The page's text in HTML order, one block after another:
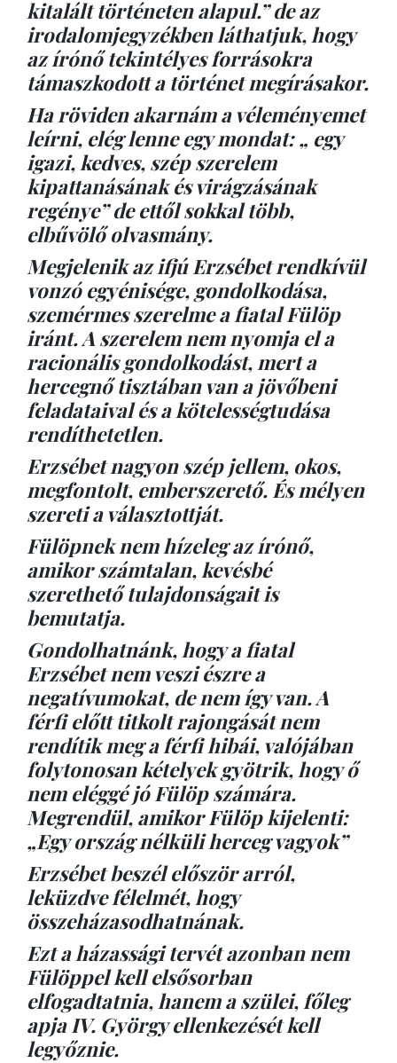
kitalált történeten alapul.” de az
irodalomjegyzékben láthatjuk, hogy
az írónő tekintélyes forrásokra
támaszkodott a történet megírásakor.
Ha röviden akarnám a véleményemet
leírni, elég lenne egy mondat: „ egy
igazi, kedves, szép szerelem
kipattanásának és virágzásának
regénye” de ettől sokkal több,
elbűvölő olvasmány.
Megjelenik az ifjú Erzsébet rendkívül
vonzó egyénisége, gondolkodása,
szemérmes szerelme a fiatal Fülöp
iránt. A szerelem nem nyomja el a
racionális gondolkodást, mert a
hercegnő tisztában van a jövőbeni
feladataival és a kötelességtudása
rendíthetetlen.
Erzsébet nagyon szép jellem, okos,
megfontolt, emberszerető. És mélyen
szereti a választottját.
Fülöpnek nem hízeleg az írónő,
amikor számtalan, kevésbé
szerethető tulajdonságait is
bemutatja.
Gondolhatnánk, hogy a fiatal
Erzsébet nem veszi észre a
negatívumokat, de nem így van. A
férfi előtt titkolt rajongását nem
rendítik meg a férfi hibái, valójában
folytonosan kételyek gyötrik, hogy ő
nem eléggé jó Fülöp számára.
Megrendül, amikor Fülöp kijelenti:
„Egy ország nélküli herceg vagyok”
Erzsébet beszél először arról,
leküzdve félelmét, hogy
összeházasodhatnának.
Ezt a házassági tervét azonban nem
Fülöppel kell elsősorban
elfogadtatnia, hanem a szülei, főleg
apja IV. György ellenkezését kell
legyőznie.